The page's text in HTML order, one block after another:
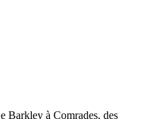
Barkley à Comrades, des